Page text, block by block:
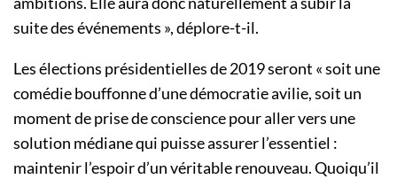
suite des événements », déplore-t-il.
Les élections présidentielles de 2019 seront « soit une
comédie bouffonne d’une démocratie avilie, soit un
moment de prise de conscience pour aller vers une
solution médiane qui puisse assurer l’essentiel :
maintenir l’espoir d’un véritable renouveau. Quoiqu’il